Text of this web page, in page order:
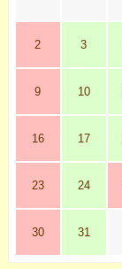
2 3
9 10
16 17
23 24
30 31